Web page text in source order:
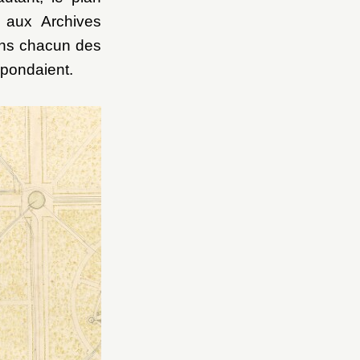
Archives
chacun des